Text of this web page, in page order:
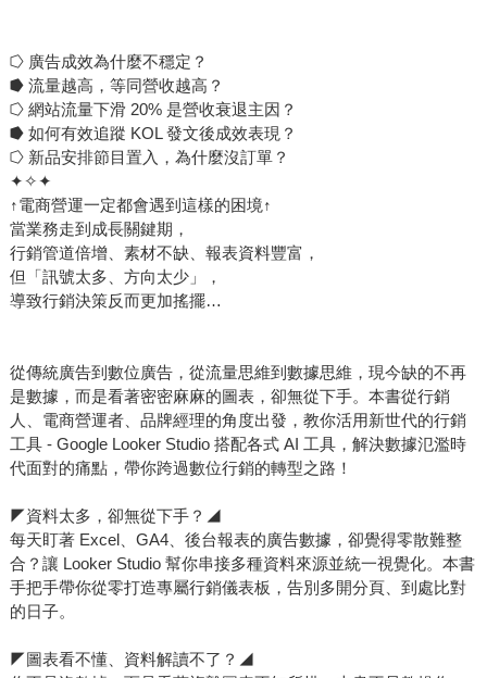
⭔ 廣告成效為什麼不穩定？
⭓ 流量越高，等同營收越高？
⭔ 網站流量下滑 20% 是營收衰退主因？
⭓ 如何有效追蹤 KOL 發文後成效表現？
⭔ 新品安排節目置入，為什麼沒訂單？
✦✧✦
↑電商營運一定都會遇到這樣的困境↑
當業務走到成長關鍵期，
行銷管道倍增、素材不缺、報表資料豐富，
但「訊號太多、方向太少」，
導致行銷決策反而更加搖擺…
從傳統廣告到數位廣告，從流量思維到數據思維，現今缺的不再
是數據，而是看著密密麻麻的圖表，卻無從下手。本書從行銷
人、電商營運者、品牌經理的角度出發，教你活用新世代的行銷
工具 - Google Looker Studio 搭配各式 AI 工具，解決數據氾濫時
代面對的痛點，帶你跨過數位行銷的轉型之路！
◤資料太多，卻無從下手？◢
每天盯著 Excel、GA4、後台報表的廣告數據，卻覺得零散難整
合？讓 Looker Studio 幫你串接多種資料來源並統一視覺化。本書
手把手帶你從零打造專屬行銷儀表板，告別多開分頁、到處比對
的日子。
◤圖表看不懂、資料解讀不了？◢